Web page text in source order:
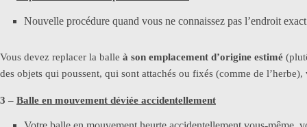
Nouvelle procédure quand vous ne connaissez pas l’endroit
Vous devez replacer la balle à son emplacement d’origine estimé
des objets qui poussent, qui sont attachés ou fixés (comme de
3 – Balle en mouvement déviée accidentellement